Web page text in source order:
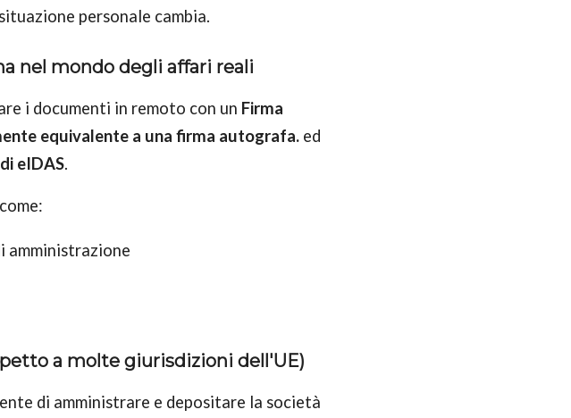
personale cambia.
nel mondo degli affari reali
i documenti in remoto con un Firma
equivalente a una firma autografa. ed
eIDAS.
amministrazione
a molte giurisdizioni dell'UE)
di amministrare e depositare la società